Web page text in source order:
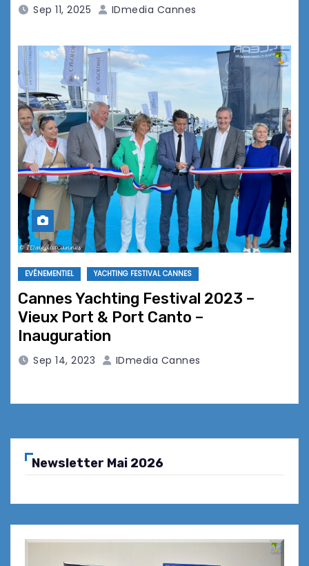
Sep 11, 2025 IDmedia Cannes
EVÉNEMENTIEL YACHTING FESTIVAL CANNES
Cannes Yachting Festival 2023 –
Vieux Port & Port Canto –
Inauguration
Sep 14, 2023 IDmedia Cannes
Newsletter Mai 2026